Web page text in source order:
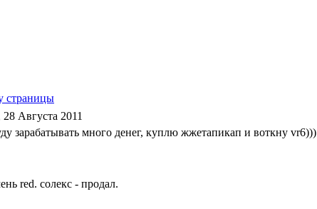
Августа 2011
зарабатывать много денег, куплю жжетапикап и воткну vr6)))
red. солекс - продал.